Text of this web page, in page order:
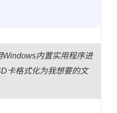
内置实用程序进
卡格式化为我想要的文